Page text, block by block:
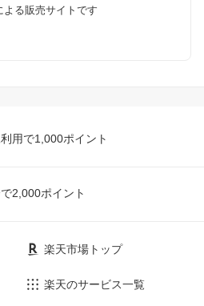
る販売サイトです
用で1,000ポイント
2,000ポイント
楽天市場トップ
楽天のサービス一覧